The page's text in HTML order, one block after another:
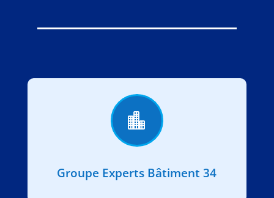

Groupe Experts Bâtiment 34